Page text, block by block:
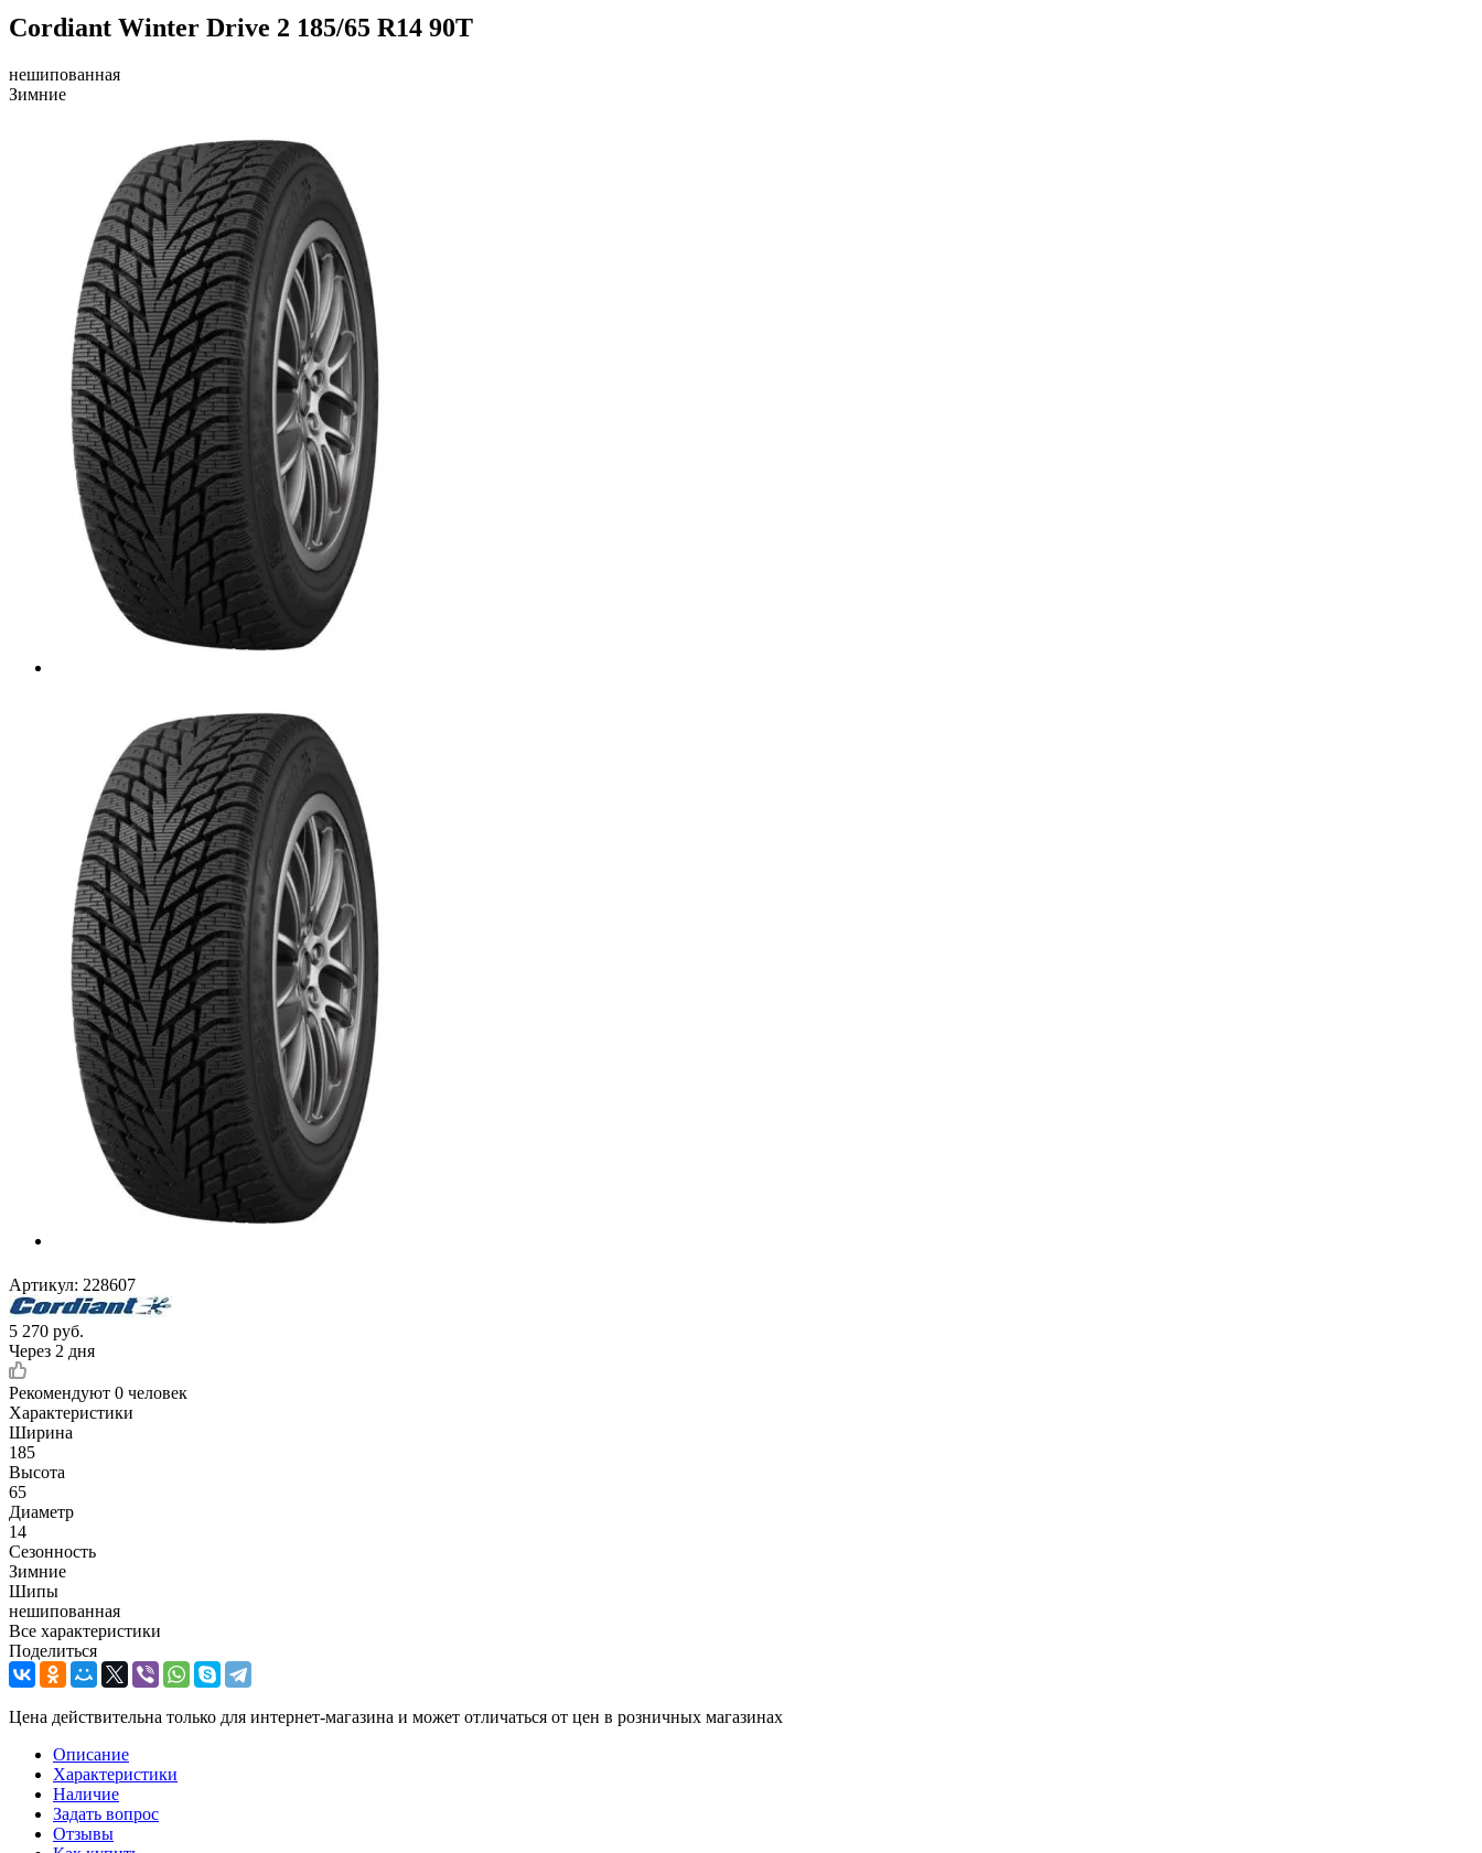
Cordiant Winter Drive 2 185/65 R14 90T
нешипованная
Зимние
Артикул: 228607
5 270 руб.
Через 2 дня
Рекомендуют 0 человек
Характеристики
Ширина
185
Высота
65
Диаметр
14
Сезонность
Зимние
Шипы
нешипованная
Все характеристики
Поделиться
Цена действительна только для интернет-магазина и может отличаться от цен в розничных магазинах
Описание
Характеристики
Наличие
Задать вопрос
Отзывы